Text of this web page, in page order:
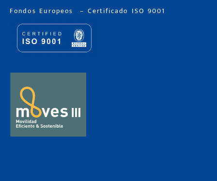
Fondos Europeos –Certificado ISO 9001